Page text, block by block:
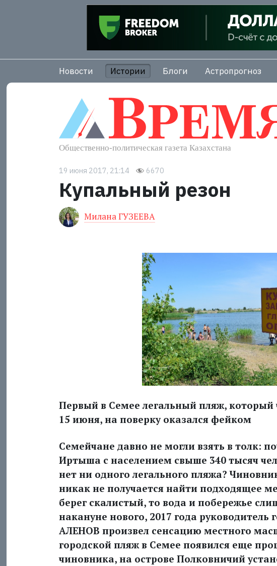
Новости Истории Блоги Астропрогноз
19 июня 2017, 21:14 6670
Купальный резон
Милана ГУЗЕЕВА
Первый в Семее легальный пляж,
15 июня, на поверку оказался фейком
Семейчане давно не могли взять в толк:
Иртыша с населением свыше 340 тысяч
нет ни одного легального пляжа?
никак не получается найти подходящее
берег скалистый, то вода и побережье
накануне нового, 2017 года
АЛЕНОВ произвел сенсацию местного
городской пляж в Семее появился еще
чиновника, на острове Полковничий